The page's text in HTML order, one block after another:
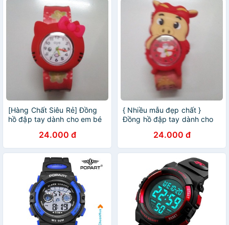
[Hàng Chất Siêu Rẻ] Đồng
hồ đập tay dành cho em bé
24.000 đ
{ Nhiều mẫu đẹp chất }
Đồng hồ đập tay dành cho
24.000 đ